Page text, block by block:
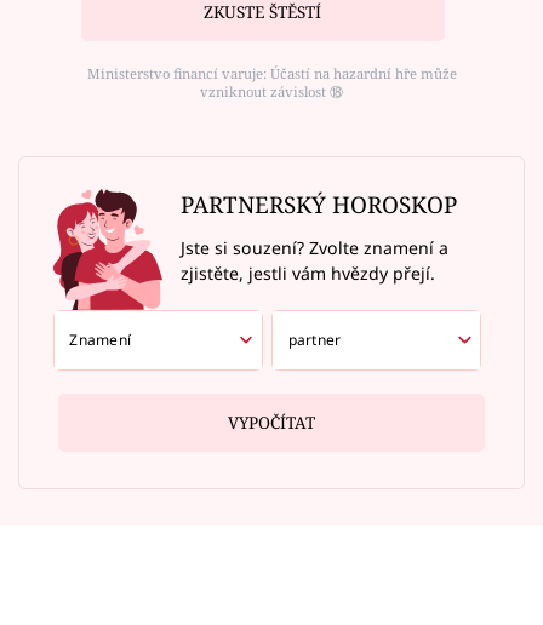
ZKUSTE ŠTĚSTÍ
Ministerstvo financí varuje: Účastí na hazardní hře může
vzniknout závislost ⑱
PARTNERSKÝ HOROSKOP
Jste si souzení? Zvolte znamení a
zjistěte, jestli vám hvězdy přejí.
VYPOČÍTAT